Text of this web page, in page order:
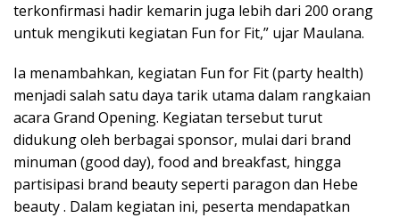
terkonfirmasi hadir kemarin juga lebih dari 200 orang
untuk mengikuti kegiatan Fun for Fit,” ujar Maulana.
Ia menambahkan, kegiatan Fun for Fit (party health)
menjadi salah satu daya tarik utama dalam rangkaian
acara Grand Opening. Kegiatan tersebut turut
didukung oleh berbagai sponsor, mulai dari brand
minuman (good day), food and breakfast, hingga
partisipasi brand beauty seperti paragon dan Hebe
beauty . Dalam kegiatan ini, peserta mendapatkan